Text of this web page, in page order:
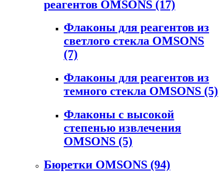
реагентов OMSONS (17)
Флаконы для реагентов из
светлого стекла OMSONS
(7)
Флаконы для реагентов из
темного стекла OMSONS (5)
Флаконы с высокой
степенью извлечения
OMSONS (5)
Бюретки OMSONS (94)